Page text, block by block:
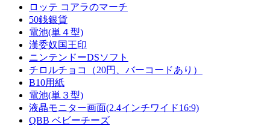
ロッテ コアラのマーチ
50銭銀貨
電池(単４型)
漢委奴国王印
ニンテンドーDSソフト
チロルチョコ（20円、バーコードあり）
B10用紙
電池(単３型)
液晶モニター画面(2.4インチワイド16:9)
QBB ベビーチーズ